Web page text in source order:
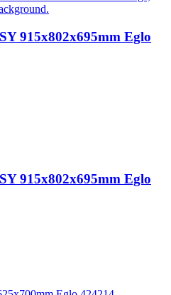
915x802x695mm Eglo
915x802x695mm Eglo